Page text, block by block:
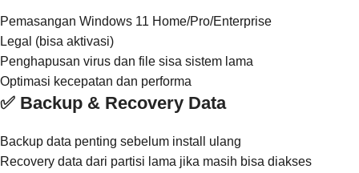
Pemasangan Windows 11 Home/Pro/Enterprise
Legal (bisa aktivasi)
Penghapusan virus dan file sisa sistem lama
Optimasi kecepatan dan performa
✅ Backup & Recovery Data
Backup data penting sebelum install ulang
Recovery data dari partisi lama jika masih bisa diakses